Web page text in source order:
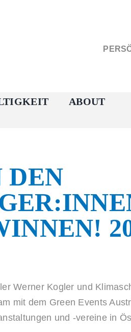
ABOUT
DEN
Werner Kogler und
mit dem Green Events
und -vereine in